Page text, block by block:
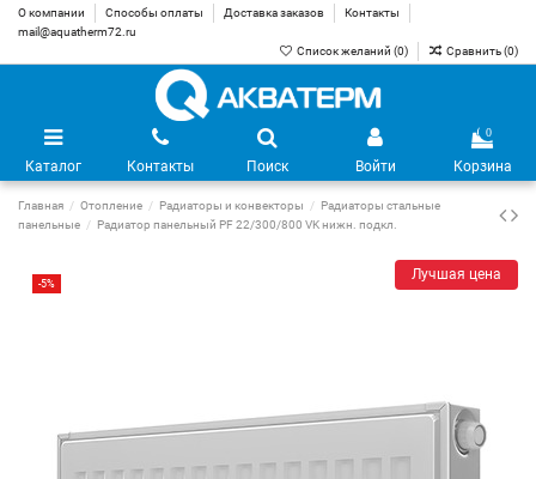
О компании Способы оплаты Доставка заказов
Контакты
mail@aquatherm72.ru
Список желаний (0) Сравнить (0)
Каталог Контакты Поиск Войти
0
Корзина
Главная Отопление Радиаторы и конвекторы
Радиаторы стальные
панельные
Радиатор панельный PF 22/300/800 VK нижн. подкл.
-5%
Лучшая цена